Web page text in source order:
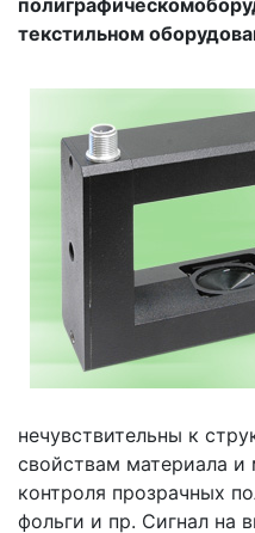
текстильном
нечувствительны к
свойствам материала и
контроля прозрачных
фольги и пр. Сигнал на